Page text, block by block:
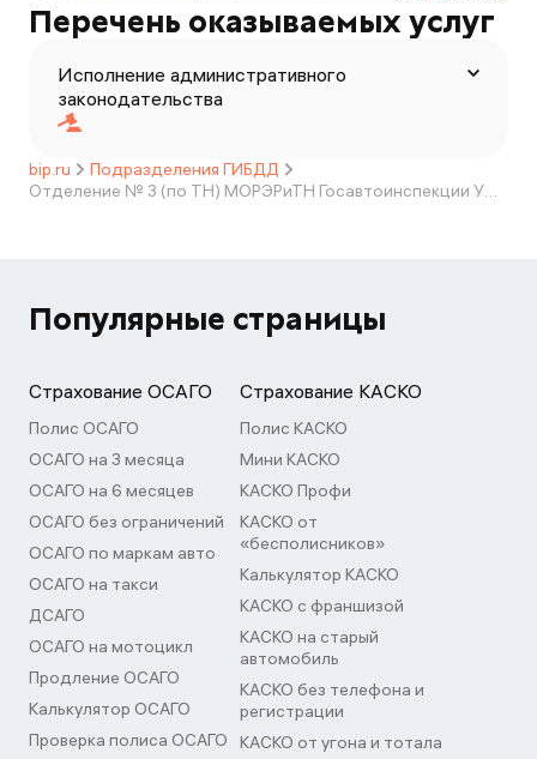
Перечень оказываемых услуг
Исполнение административного
законодательства
bip.ru
Подразделения ГИБДД
Отделение № 3 (по ТН) МОРЭРиТН Госавтоинспекции УМВД России по Брянской области
Популярные страницы
Страхование ОСАГО
Полис ОСАГО
ОСАГО на 3 месяца
ОСАГО на 6 месяцев
ОСАГО без ограничений
ОСАГО по маркам авто
ОСАГО на такси
ДСАГО
ОСАГО на мотоцикл
Продление ОСАГО
Калькулятор ОСАГО
Проверка полиса ОСАГО
Страхование КАСКО
Полис КАСКО
Мини КАСКО
КАСКО Профи
КАСКО от
«бесполисников»
Калькулятор КАСКО
КАСКО с франшизой
КАСКО на старый
автомобиль
КАСКО без телефона и
регистрации
КАСКО от угона и тотала